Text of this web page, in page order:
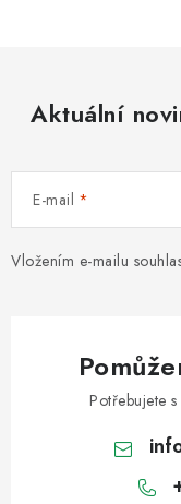
Aktuální
E-mail
Vložením e-mailu
Potřebujete